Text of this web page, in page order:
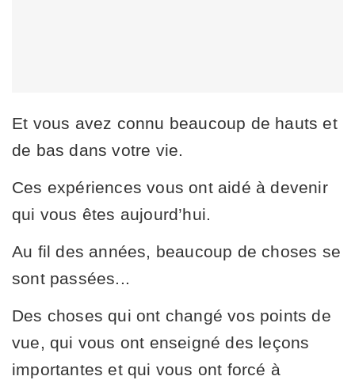
Et vous avez connu beaucoup de hauts et
de bas dans votre vie.
Ces expériences vous ont aidé à devenir
qui vous êtes aujourd’hui.
Au fil des années, beaucoup de choses se
sont passées...
Des choses qui ont changé vos points de
vue, qui vous ont enseigné des leçons
importantes et qui vous ont forcé à